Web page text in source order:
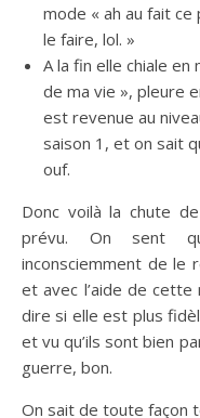
mode « ah au fait
le faire, lol. »
A la fin elle chiale
de ma vie », pleure
est revenue au
saison 1, et on sait
ouf.
Donc voilà la chute
prévu. On sent
inconsciemment de le
et avec l’aide de cette
dire si elle est plus
et vu qu’ils sont bien
guerre, bon.
On sait de toute façon